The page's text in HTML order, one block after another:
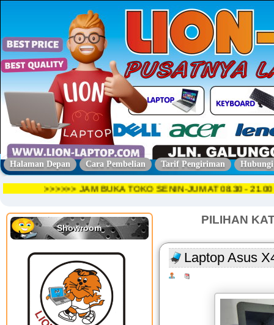
Halaman Depan Cara Pembelian Tarif Pengiriman
>>>>>> JAM BUKA TOKO SENIN-JUMAT 08.30 -
Showroom
PILIHAN
Laptop Asus